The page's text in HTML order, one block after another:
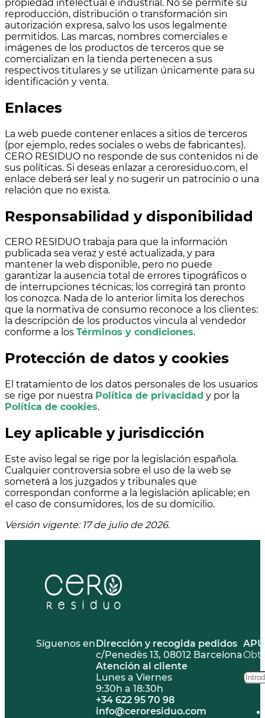
propiedad intelectual e industrial. No se permite su
reproducción, distribución o transformación sin
autorización expresa, salvo los usos legalmente
permitidos. Las marcas, nombres comerciales e
imágenes de los productos de terceros que se
comercializan en la tienda pertenecen a sus
respectivos titulares y se utilizan únicamente para su
identificación y venta.
Enlaces
La web puede contener enlaces a sitios de terceros
(por ejemplo, redes sociales o webs de fabricantes).
CERO RESIDUO no responde de sus contenidos ni de
sus políticas. Si deseas enlazar a ceroresiduo.com, el
enlace deberá ser leal y no sugerir un patrocinio o una
relación que no exista.
Responsabilidad y disponibilidad
CERO RESIDUO trabaja para que la información
publicada sea veraz y esté actualizada, y para
mantener la web disponible, pero no puede
garantizar la ausencia total de errores tipográficos o
de interrupciones técnicas; los corregirá tan pronto
los conozca. Nada de lo anterior limita los derechos
que la normativa de consumo reconoce a los clientes:
la descripción de los productos vincula al vendedor
conforme a los Términos y condiciones.
Protección de datos y cookies
El tratamiento de los datos personales de los usuarios
se rige por nuestra Política de privacidad y por la
Política de cookies.
Ley aplicable y jurisdicción
Este aviso legal se rige por la legislación española.
Cualquier controversia sobre el uso de la web se
someterá a los juzgados y tribunales que
correspondan conforme a la legislación aplicable; en
el caso de consumidores, los de su domicilio.
Versión vigente: 17 de julio de 2026.
Síguenos enDirección y recogida pedidos
c/Penedès 13, 08012 Barcelona
Atención al cliente
Lunes a Viernes
9:30h a 18:30h
+34 622 95 70 98
info@ceroresiduo.com